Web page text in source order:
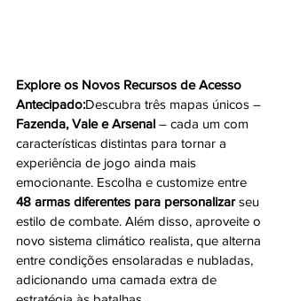
Explore os Novos Recursos de Acesso
Antecipado:Descubra três mapas únicos –
Fazenda, Vale e Arsenal – cada um com
características distintas para tornar a
experiência de jogo ainda mais
emocionante. Escolha e customize entre
48 armas diferentes para personalizar seu
estilo de combate. Além disso, aproveite o
novo sistema climático realista, que alterna
entre condições ensolaradas e nubladas,
adicionando uma camada extra de